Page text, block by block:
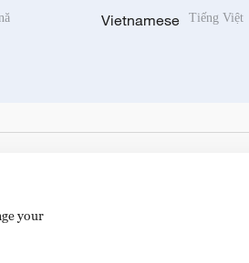
Vietnamese Tiếng Việt
your